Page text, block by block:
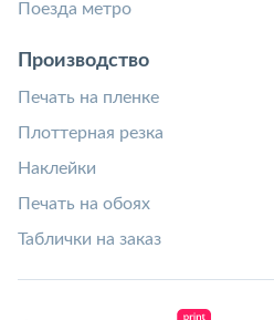
Поезда метро
Производство
Печать на пленке
Плоттерная резка
Наклейки
Печать на обоях
Таблички на заказ